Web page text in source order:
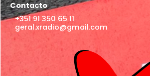
Contacto
+351 91 350 65 11
geral.xradio@gmail.com